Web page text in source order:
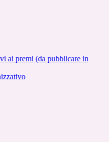
ai premi (da pubblicare in